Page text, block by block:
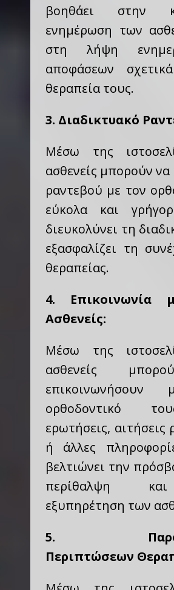
βοηθάει στην
ενημέρωση των
στη λήψη
αποφάσεων
θεραπεία τους.
3. Διαδικτυακό
Μέσω της
ασθενείς μπορούν να
ραντεβού με τον
εύκολα και
διευκολύνει τη
εξασφαλίζει τη
θεραπείας.
4. Επικοινωνία
Ασθενείς:
Μέσω της
ασθενείς
ορθοδοντικό
ερωτήσεις, αιτήσεις
ή άλλες
βελτιώνει την
περίθαλψη
εξυπηρέτηση των
5.
Περιπτώσεων